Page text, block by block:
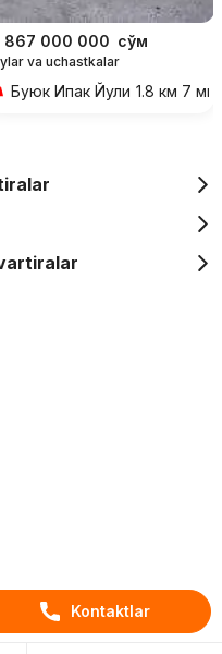
Kontaktlar
867 000 000 сўм
va uchastkalar
Буюк Ипак Йули 1.8 км 7